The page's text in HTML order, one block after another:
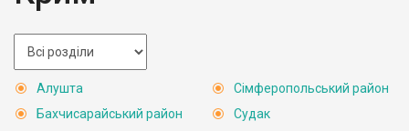
Алушта
Бахчисарайський район
Сімферопольський район
Судак